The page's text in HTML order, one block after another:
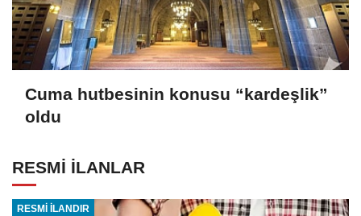
Cuma hutbesinin konusu “kardeşlik”
oldu
RESMİ İLANLAR
RESMİ İLANDIR